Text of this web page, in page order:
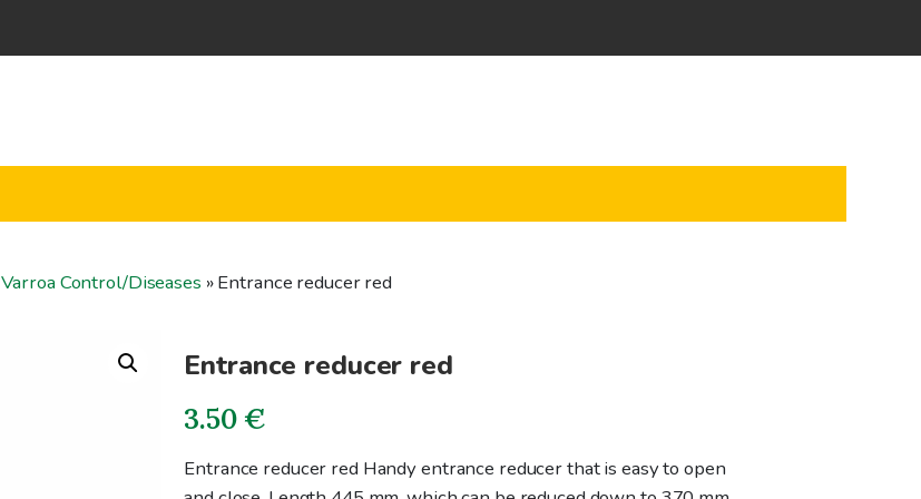
Varroa Control/Diseases »Entrance reducer red
Entrance reducer red
3.50€
Entrance reducer red Handy entrance reducer that is easy to open